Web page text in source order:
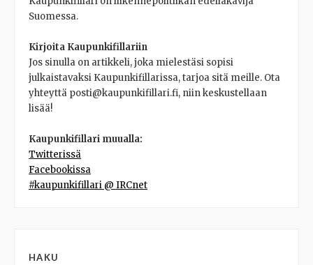
Suomessa.
Kirjoita Kaupunkifillariin
Jos sinulla on artikkeli, joka mielestäsi sopisi
julkaistavaksi Kaupunkifillarissa, tarjoa sitä meille. Ota
yhteyttä posti@kaupunkifillari.fi, niin keskustellaan
lisää!
Kaupunkifillari muualla:
Twitterissä
Facebookissa
#kaupunkifillari @ IRCnet
HAKU